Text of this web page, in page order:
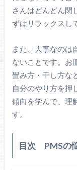
さんはどんどん閉
ずはリラックスし
また、大事なのは
ないことです。お
畳み方・干し方な
自分のやり方を押
傾向を学んで、理
す。
目次 PMSの